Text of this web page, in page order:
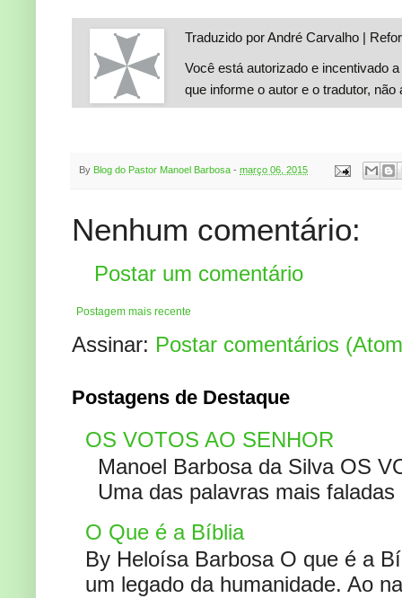
Traduzido por André Carvalho |
Você está autorizado e incentivado
que informe o autor e o tradutor,
By Blog do Pastor Manoel Barbosa - março 06, 2015
Nenhum comentário:
Postar um comentário
Postagem mais recente
Assinar: Postar comentários
Postagens de Destaque
OS VOTOS AO SENHOR
Manoel Barbosa da Silva OS
Uma das palavras mais
O Que é a Bíblia
By Heloísa Barbosa O que é a
um legado da humanidade. Ao